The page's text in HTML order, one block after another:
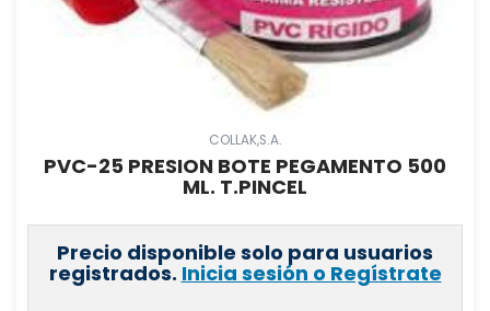
COLLAK,S.A.
PVC-25 PRESION BOTE PEGAMENTO 500
ML. T.PINCEL
Precio disponible solo para usuarios
registrados. Inicia sesión o Regístrate